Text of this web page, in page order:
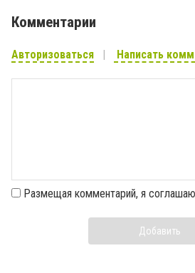
Комментарии
Авторизоваться Написать
Размещая комментарий, я
Добавить